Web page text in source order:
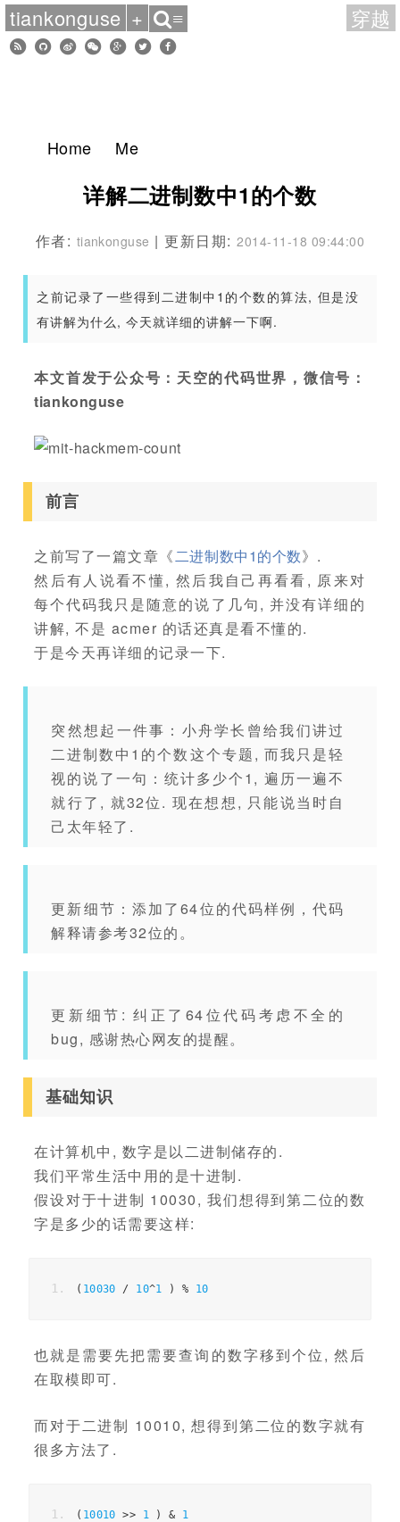
Home Me
详解二进制数中1的个数
作者: tiankonguse | 更新日期:2014-11-18 09:44:00
之前记录了一些得到二进制中1的个数的算法, 但是没
有讲解为什么, 今天就详细的讲解一下啊.
本文首发于公众号：天空的代码世界，微信号：
tiankonguse
前言
之前写了一篇文章《二进制数中1的个数》.
然后有人说看不懂, 然后我自己再看看, 原来对
每个代码我只是随意的说了几句, 并没有详细的
讲解, 不是 acmer 的话还真是看不懂的.
于是今天再详细的记录一下.
突然想起一件事：小舟学长曾给我们讲过
二进制数中1的个数这个专题, 而我只是轻
视的说了一句：统计多少个1, 遍历一遍不
就行了, 就32位. 现在想想, 只能说当时自
己太年轻了.
更新细节：添加了64位的代码样例，代码
解释请参考32位的。
更新细节: 纠正了64位代码考虑不全的
bug, 感谢热心网友的提醒。
基础知识
在计算机中, 数字是以二进制储存的.
我们平常生活中用的是十进制.
假设对于十进制 10030, 我们想得到第二位的数
字是多少的话需要这样:
( 10030 / 10^1 ) % 10
也就是需要先把需要查询的数字移到个位, 然后
在取模即可.
而对于二进制 10010, 想得到第二位的数字就有
很多方法了.
( 10010 >> 1 ) &
1
tiankonguse + ≡ 穿越